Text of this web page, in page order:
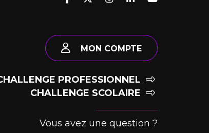
MON COMPTE
PROFESSIONNEL
CHALLENGE SCOLAIRE
Vous avez une question ?